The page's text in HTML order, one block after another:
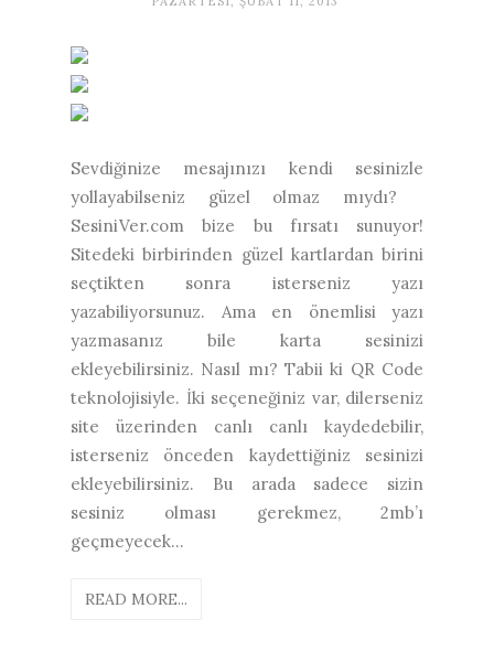
Sevdiğinize mesajınızı kendi sesinizle
yollayabilseniz güzel olmaz mıydı?
SesiniVer.com bize bu fırsatı sunuyor!
Sitedeki birbirinden güzel kartlardan birini
seçtikten sonra isterseniz yazı
yazabiliyorsunuz. Ama en önemlisi yazı
yazmasanız bile karta sesinizi
ekleyebilirsiniz. Nasıl mı? Tabii ki QR Code
teknolojisiyle. İki seçeneğiniz var, dilerseniz
site üzerinden canlı canlı kaydedebilir,
isterseniz önceden kaydettiğiniz sesinizi
ekleyebilirsiniz. Bu arada sadece sizin
sesiniz olması gerekmez, 2mb’ı
geçmeyecek...
READ MORE...